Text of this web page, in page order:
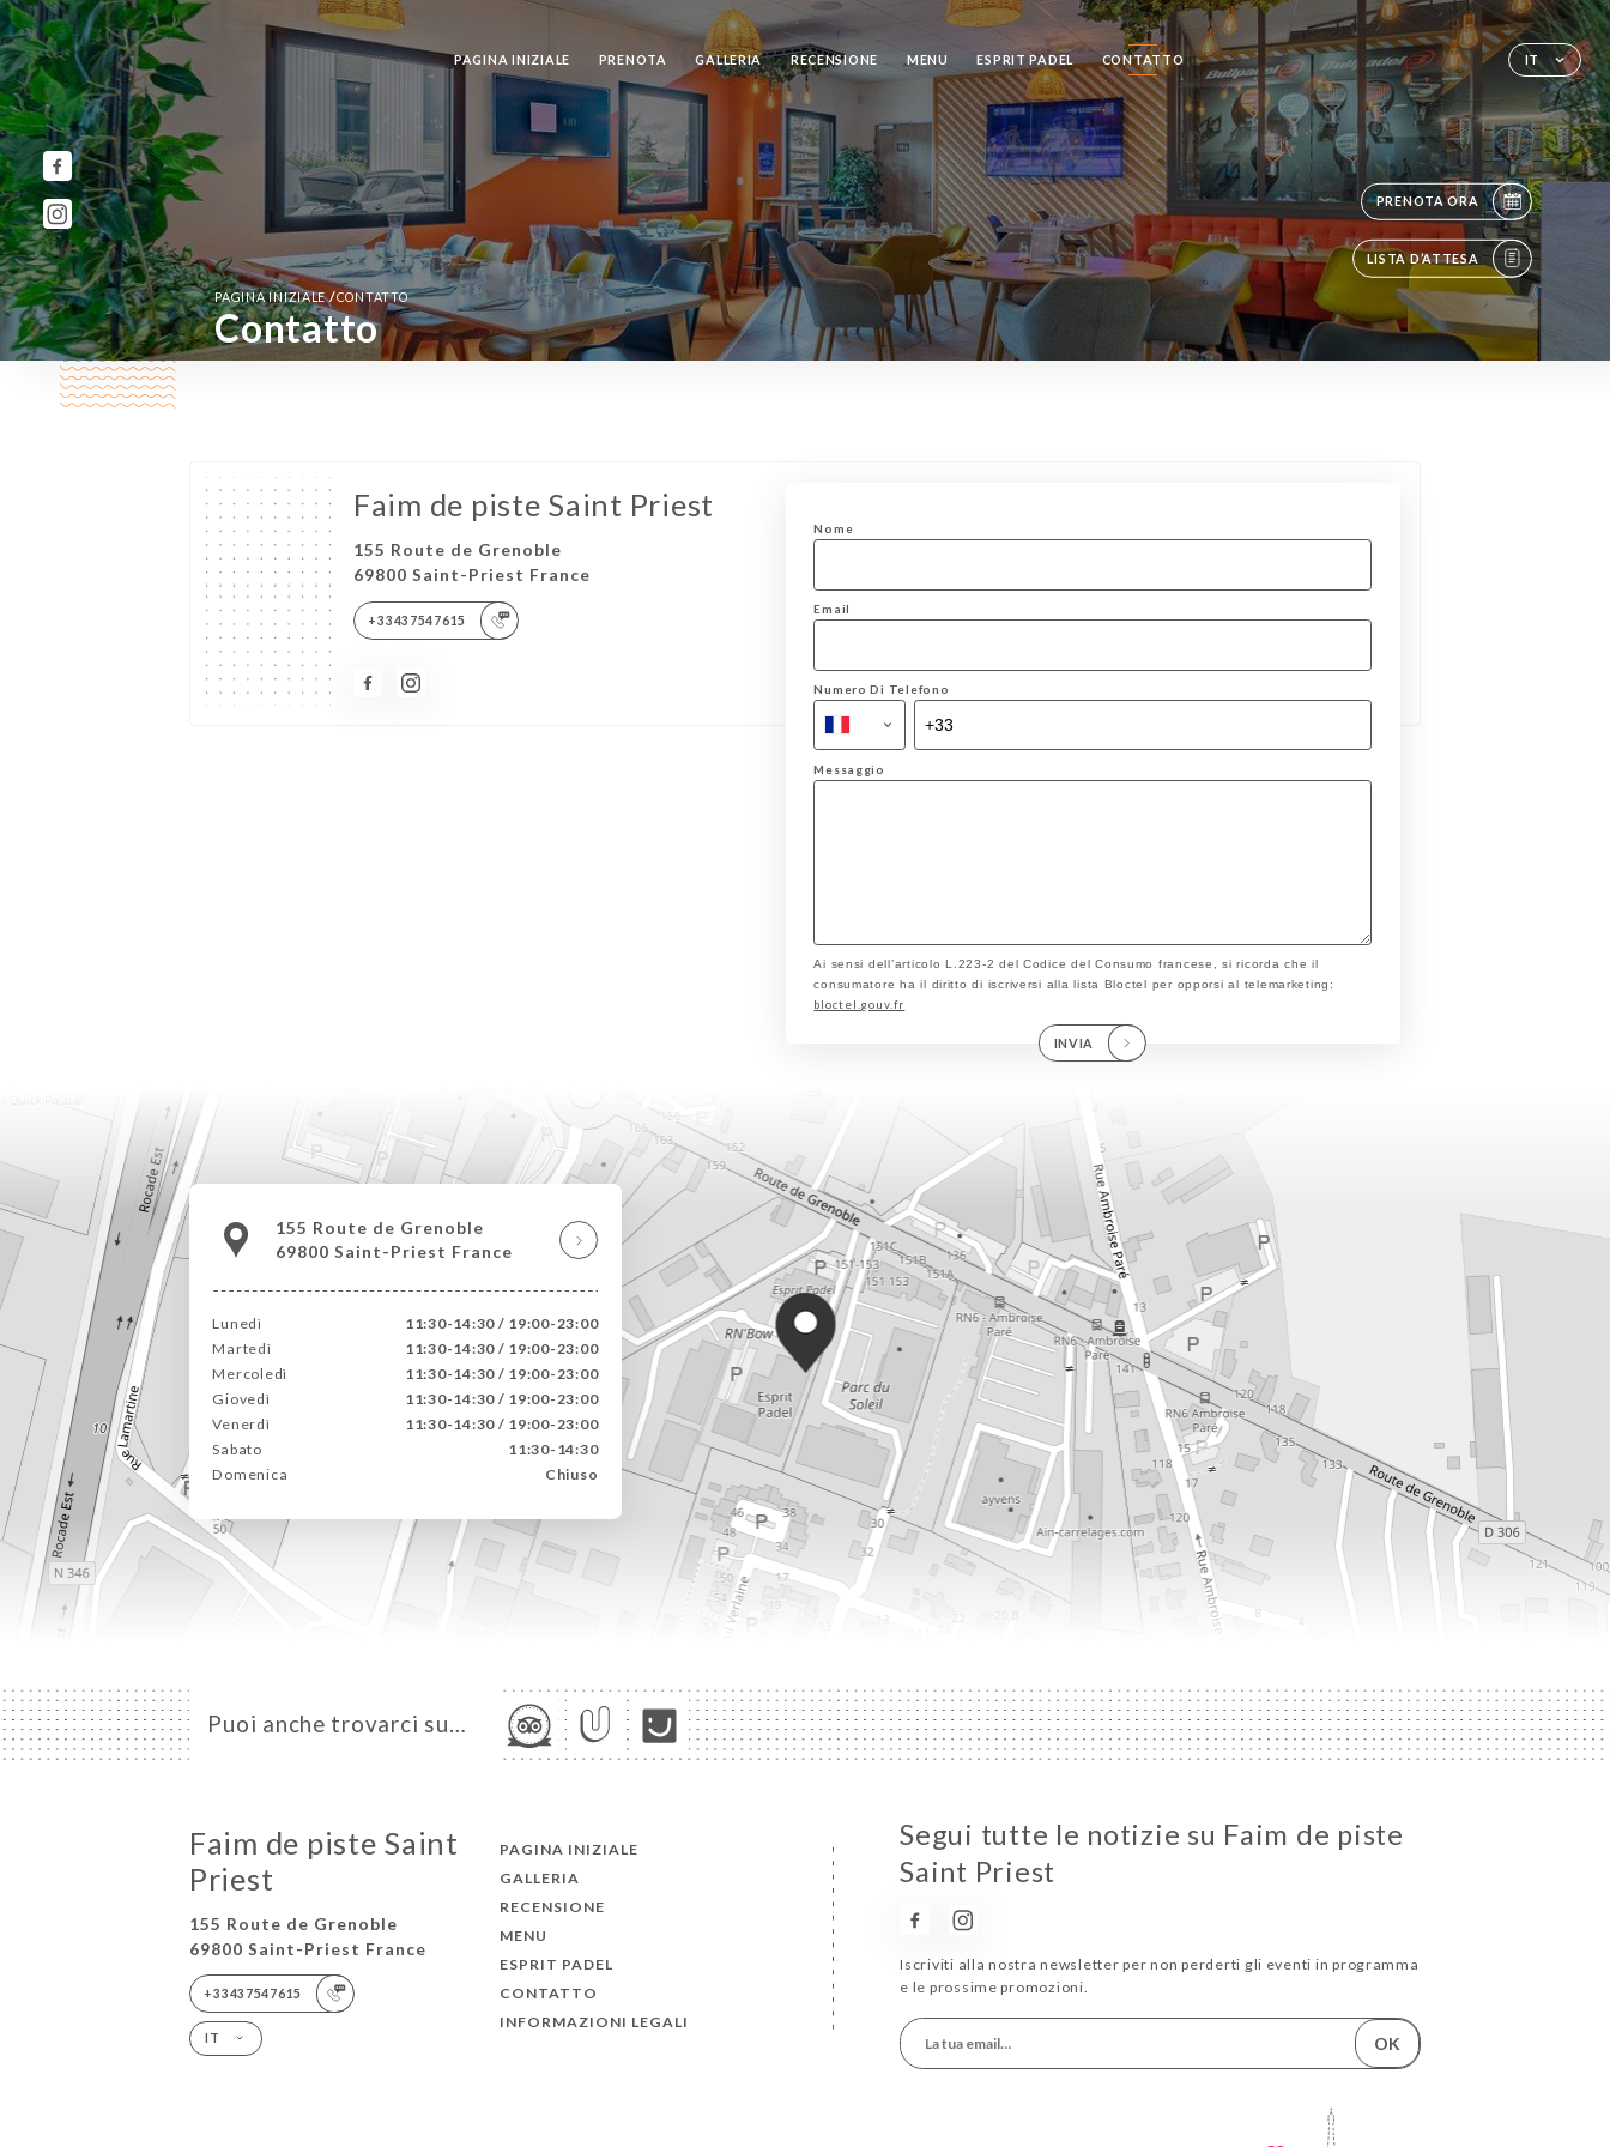
IT
PAGINA INIZIALE PRENOTA GALLERIA RECENSIONE MENU ESPRIT PADEL CONTATTO
PRENOTA ORA
LISTA D’ATTESA
PAGINA INIZIALE/CONTATTO
Contatto
Faim de piste Saint Priest
155 Route de Grenoble
69800 Saint-Priest France
+33437547615
Nome
Email
Numero Di Telefono
Messaggio
Ai sensi dell’articolo L.223-2 del Codice del Consumo francese, si ricorda che il
consumatore ha il diritto di iscriversi alla lista Bloctel per opporsi al telemarketing:
bloctel.gouv.fr
INVIA
155 Route de Grenoble
69800 Saint-Priest France
Lunedì
11:30-14:30 / 19:00-23:00
Martedì
11:30-14:30 / 19:00-23:00
Mercoledì
11:30-14:30 / 19:00-23:00
Giovedì
11:30-14:30 / 19:00-23:00
Venerdì
11:30-14:30 / 19:00-23:00
Sabato
11:30-14:30
Domenica
Chiuso
Puoi anche trovarci su…
Faim de piste Saint
Priest
155 Route de Grenoble
69800 Saint-Priest France
+33437547615
IT
PAGINA INIZIALE
GALLERIA
RECENSIONE
MENU
ESPRIT PADEL
CONTATTO
INFORMAZIONI LEGALI
Segui tutte le notizie su Faim de piste
Saint Priest
Iscriviti alla nostra newsletter per non perderti gli eventi in programma
e le prossime promozioni.
OK